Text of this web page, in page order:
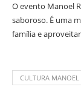
O evento Manoel
saboroso. É uma
família e
CULTURA MANOEL